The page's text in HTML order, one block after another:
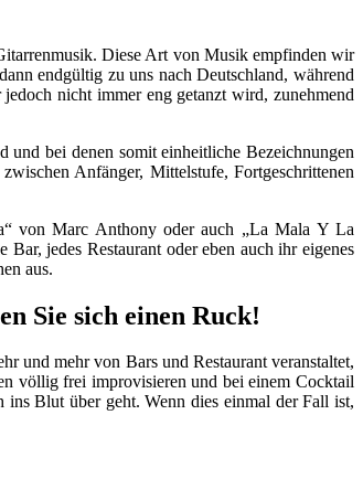
Diese Art von Musik empfinden wir
endgültig zu uns nach Deutschland, während
jedoch nicht immer eng getanzt wird, zunehmend
und bei denen somit einheitliche Bezeichnungen
Anfänger, Mittelstufe, Fortgeschrittenen
von Marc Anthony oder auch „La Mala Y La
jedes Restaurant oder eben auch ihr eigenes
aus.
Sie sich einen Ruck!
und mehr von Bars und Restaurant veranstaltet,
völlig frei improvisieren und bei einem Cocktail
Blut über geht. Wenn dies einmal der Fall ist,